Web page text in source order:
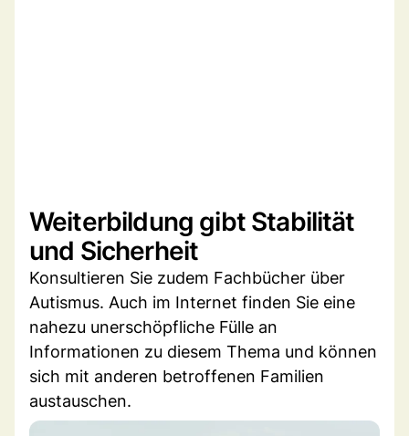
Weiterbildung gibt Stabilität
und Sicherheit
Konsultieren Sie zudem Fachbücher über
Autismus. Auch im Internet finden Sie eine
nahezu unerschöpfliche Fülle an
Informationen zu diesem Thema und können
sich mit anderen betroffenen Familien
austauschen.